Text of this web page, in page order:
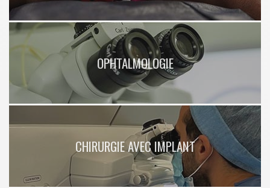
OPHTALMOLOGIE
CHIRURGIE AVEC IMPLANT